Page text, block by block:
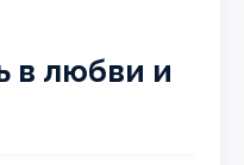
в любви и